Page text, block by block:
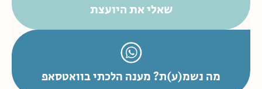
שאלי את היועצת
מה נשמ(ע)ת? מענה הלכתי בוואטסאפ